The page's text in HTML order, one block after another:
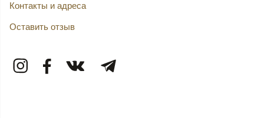
Контакты и адреса
Оставить отзыв